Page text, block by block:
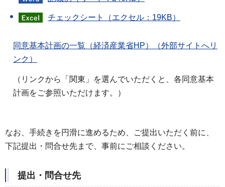
チェックシート（エクセル：19KB）
同意基本計画の一覧（経済産業省HP）（外部サイトへリ
ンク）
（リンクから「関東」を選んでいただくと、各同意基本
計画をご参照いただけます。）
なお、手続きを円滑に進めるため、ご提出いただく前に、
下記提出・問合せ先まで、事前にご相談ください。
提出・問合せ先